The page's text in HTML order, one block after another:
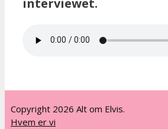
Copyright 2026 Alt om Elvis.
Hvem er vi